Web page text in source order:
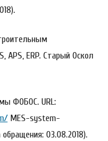
APS, ERP. Старый Оскол
ФОБОС. URL:
MES-system-
03.08.2018).